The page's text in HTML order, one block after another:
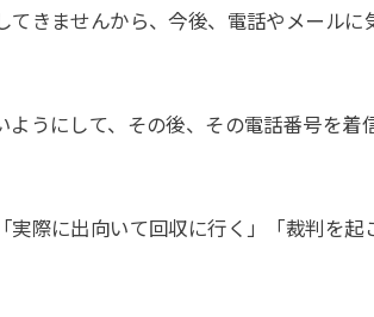
てきませんから、今後、電話やメールに
うにして、その後、その電話番号を着
際に出向いて回収に行く」「裁判を起